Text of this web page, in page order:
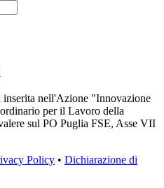
nell'Azione "Innovazione
per il Lavoro della
sul PO Puglia FSE, Asse VII
Policy • Dichiarazione di